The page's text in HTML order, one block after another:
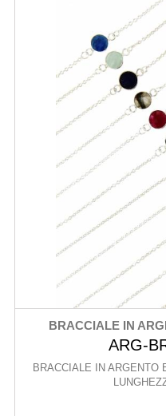
BRACCIALE IN
ARG-
BRACCIALE IN ARGENTO